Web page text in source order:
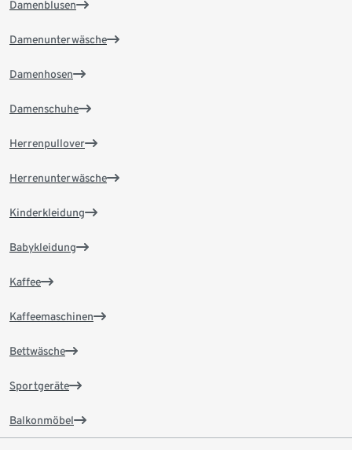
Damenblusen
Damenunterwäsche
Damenhosen
Damenschuhe
Herrenpullover
Herrenunterwäsche
Kinderkleidung
Babykleidung
Kaffee
Kaffeemaschinen
Bettwäsche
Sportgeräte
Balkonmöbel